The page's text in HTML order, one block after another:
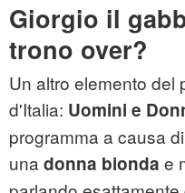
Giorgio il
trono over?
Un altro elemento del
d'Italia: Uomini e
programma a causa
una donna bionda e